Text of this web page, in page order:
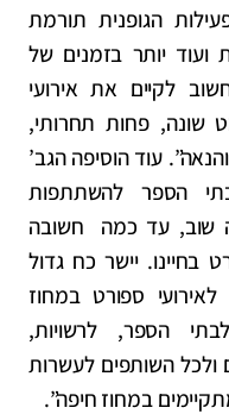
הגופנית תורמת
ועוד יותר בזמנים של
לקיים את אירועי
שונה, פחות תחרותי,
עוד הוסיפה הגב’
הספר להשתתפות
שוב, עד כמה חשובה
בחיינו. יישר כח גדול
ספורט במחוז
הספר, לרשויות,
ולכל השותפים לעשרות
במחוז חיפה”.